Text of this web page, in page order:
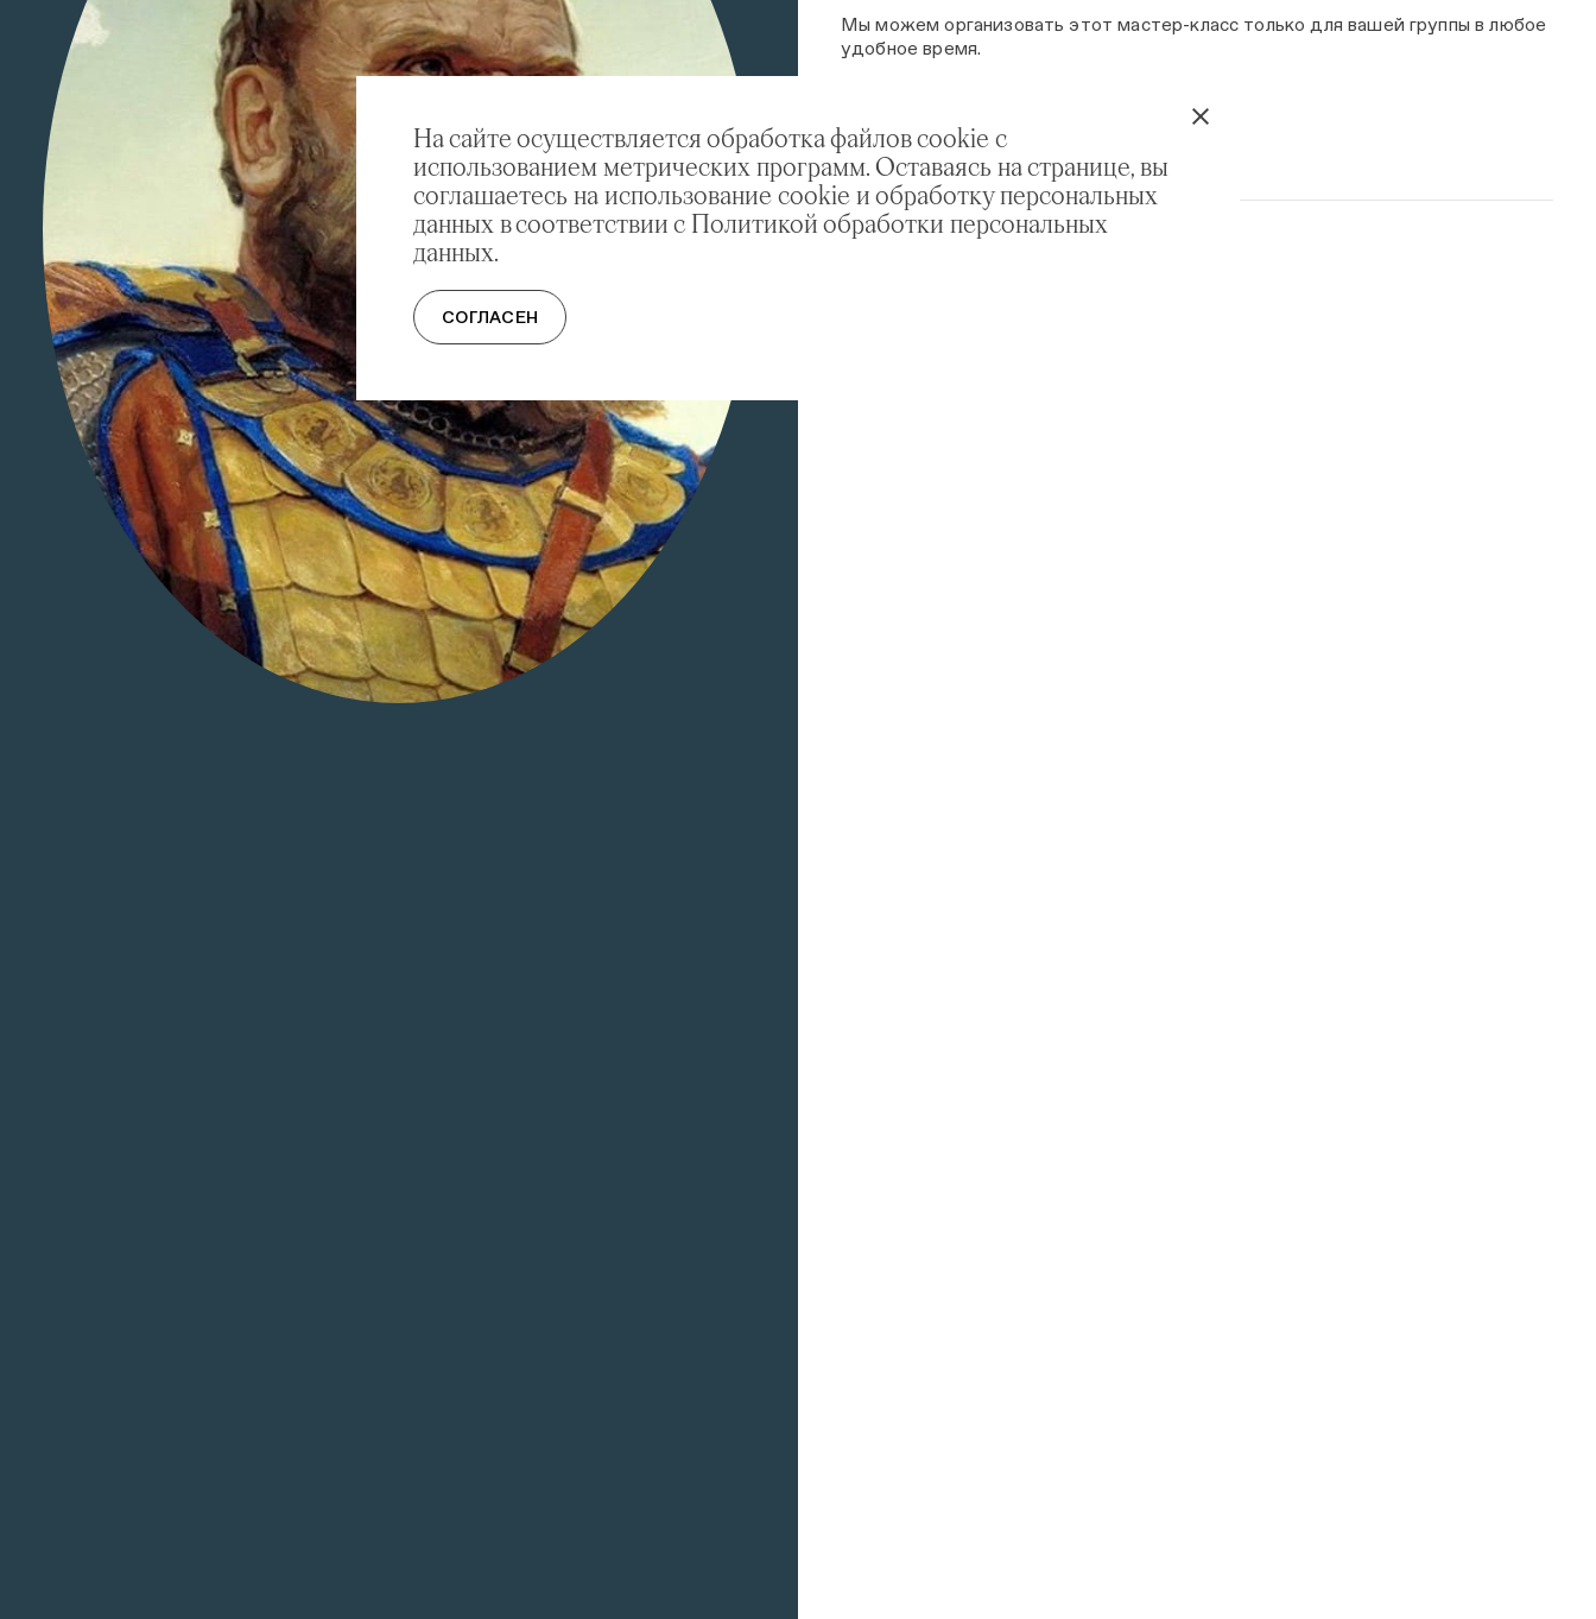
На сайте осуществляется обработка файлов cookie с
использованием метрических программ. Оставаясь на странице, вы
соглашаетесь на использование cookie и обработку персональных
данных в соответствии с Политикой обработки персональных
данных.
СОГЛАСЕН
Мы можем организовать этот мастер-класс только для вашей группы в любое
удобное время.
ОТПРАВИТЬ ЗАЯВКУ НА ПРОГРАММУ